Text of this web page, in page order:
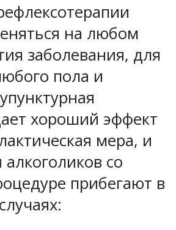
на любом
заболевания, для
пола и
хороший эффект
мера, и
со
прибегают в